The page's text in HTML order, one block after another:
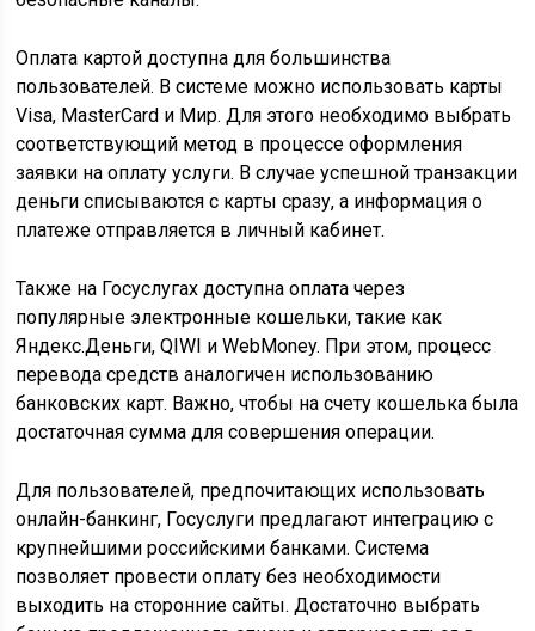
Оплата картой доступна для большинства
пользователей. В системе можно использовать карты
Visa, MasterCard и Мир. Для этого необходимо выбрать
соответствующий метод в процессе оформления
заявки на оплату услуги. В случае успешной транзакции
деньги списываются с карты сразу, а информация о
платеже отправляется в личный кабинет.
Также на Госуслугах доступна оплата через
популярные электронные кошельки, такие как
Яндекс.Деньги, QIWI и WebMoney. При этом, процесс
перевода средств аналогичен использованию
банковских карт. Важно, чтобы на счету кошелька была
достаточная сумма для совершения операции.
Для пользователей, предпочитающих использовать
онлайн-банкинг, Госуслуги предлагают интеграцию с
крупнейшими российскими банками. Система
позволяет провести оплату без необходимости
выходить на сторонние сайты. Достаточно выбрать